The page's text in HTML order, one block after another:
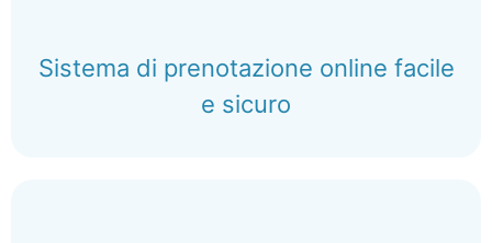
Sistema di prenotazione online facile
e sicuro